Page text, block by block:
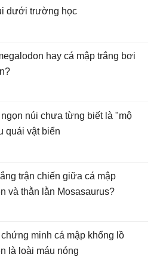
dưới trường học
hay cá mập trắng bơi
ngọn núi chưa từng biết là "mộ
quái vật biển
trận chiến giữa cá mập
và thằn lằn Mosasaurus?
minh cá mập khổng lồ
là loài máu nóng